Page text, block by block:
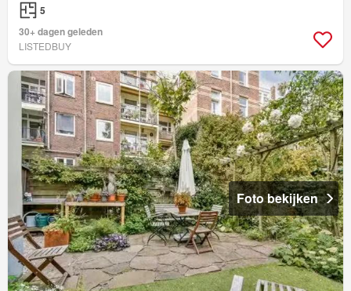
5
30+ dagen geleden
LISTEDBUY
Foto bekijken